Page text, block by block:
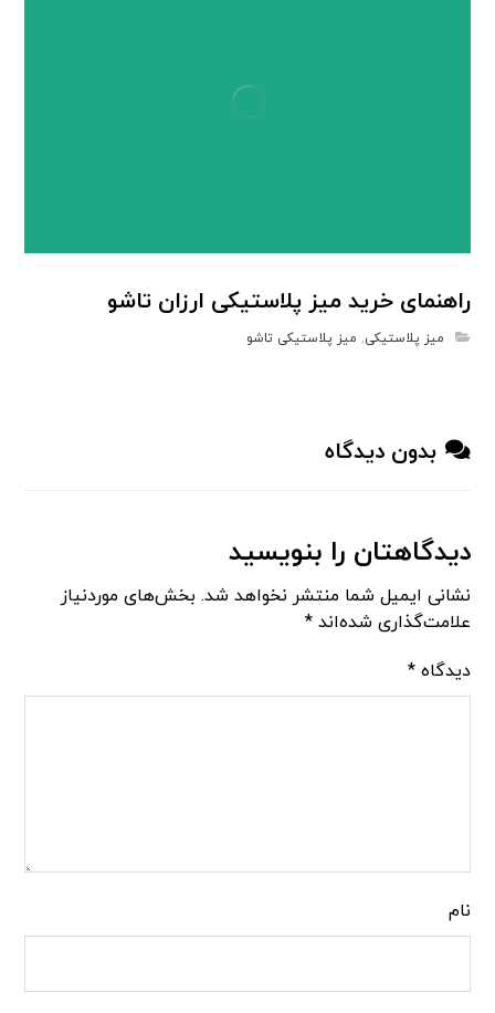
راهنمای خرید میز پلاستیکی ارزان تاشو
میز پلاستیکی, میز پلاستیکی تاشو
بدون دیدگاه
دیدگاهتان را بنویسید
نشانی ایمیل شما منتشر نخواهد شد. بخش‌های موردنیاز
علامت‌گذاری شده‌اند*
دیدگاه*
نام